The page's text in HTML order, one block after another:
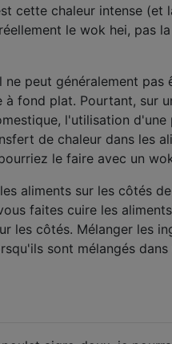
cette chaleur intense (et
le wok hei, pas
peut généralement pas
fond plat. Pourtant, sur
l'utilisation
de chaleur dans les
le faire avec un
aliments sur les côtés
faites cuire les
les côtés. Mélanger les
sont mélangés dans